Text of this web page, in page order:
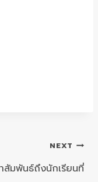
NEXT
าสัมพันธ์ถึงนักเรียนที่